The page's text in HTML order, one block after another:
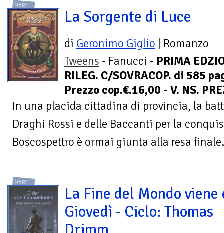
LIBRI
La Sorgente di Luce
di Geronimo Giglio | Romanzo
Tweens - Fanucci - PRIMA
RILEG. C/SOVRACOP. di 585
Prezzo cop.€.16,00 - V. NS.
In una placida cittadina di provincia, la
Draghi Rossi e delle Baccanti per la
Boscospettro è ormai giunta alla resa
LIBRI
La Fine del Mondo viene
Giovedì - Ciclo: Thomas